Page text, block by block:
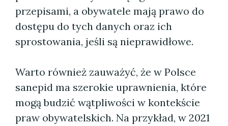
przepisami, a obywatele mają prawo do
dostępu do tych danych oraz ich
sprostowania, jeśli są nieprawidłowe.
Warto również zauważyć, że w Polsce
sanepid ma szerokie uprawnienia, które
mogą budzić wątpliwości w kontekście
praw obywatelskich. Na przykład, w 2021